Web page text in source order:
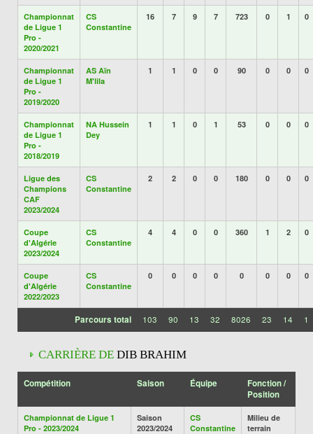
Championnat
de Ligue 1
Pro -
2020/2021
CS
Constantine
16 7 9 7 723 0 1 0
Championnat
de Ligue 1
Pro -
2019/2020
AS Aïn
M'lila
1 1 0 0 90 0 0 0
Championnat
de Ligue 1
Pro -
2018/2019
NA Hussein
Dey
1 1 0 1 53 0 0 0
Ligue des
Champions
CAF
2023/2024
CS
Constantine
2 2 0 0 180 0 0 0
Coupe
d'Algérie
2023/2024
CS
Constantine
4 4 0 0 360 1 2 0
Coupe
d'Algérie
2022/2023
CS
Constantine
0 0 0 0 0 0 0 0
Parcours total 103 90 13 32 8026 23 14 1
CARRIÈRE DE DIB BRAHIM
Compétition Saison Équipe
Fonction /
Position
Championnat de Ligue 1
Pro - 2023/2024
Saison
2023/2024
CS
Constantine
Milieu de
terrain